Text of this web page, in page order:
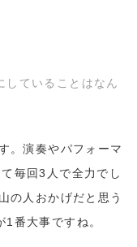
していることはなん
。演奏やパフォーマ
毎回3人で全力でし
の人おかげだと思う
番大事ですね。